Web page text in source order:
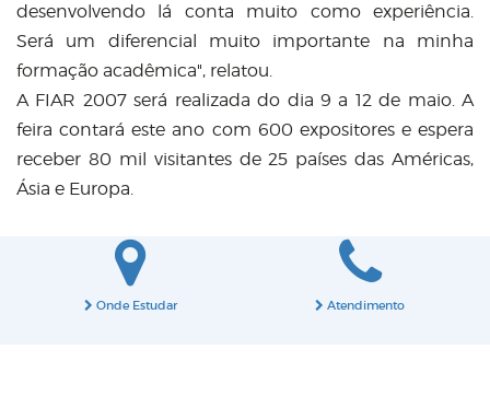
desenvolvendo lá conta muito como experiência.
Será um diferencial muito importante na minha
formação acadêmica", relatou.
A FIAR 2007 será realizada do dia 9 a 12 de maio. A
feira contará este ano com 600 expositores e espera
receber 80 mil visitantes de 25 países das Américas,
Ásia e Europa.
Onde Estudar Atendimento